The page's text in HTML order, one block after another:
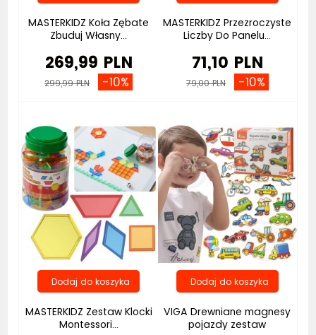
MASTERKIDZ Koła Zębate
Zbuduj Własny...
269,99 PLN
299,99 PLN -10%
MASTERKIDZ Przezroczyste
Liczby Do Panelu...
71,10 PLN
79,00 PLN -10%
MASTERKIDZ Zestaw Klocki
Montessori...
VIGA Drewniane magnesy
pojazdy zestaw